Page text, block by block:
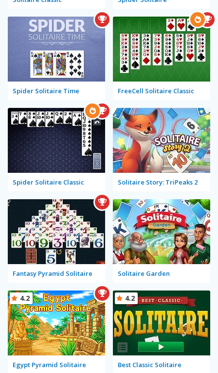
Spider Solitaire Time FreeCell Solitaire Classic
Spider Solitaire Classic Solitaire Story: TriPeaks 2
Fantasy Pyramid Solitaire Solitaire Garden
Egypt Pyramid Solitaire
4.2
Best Classic Solitaire
4.2